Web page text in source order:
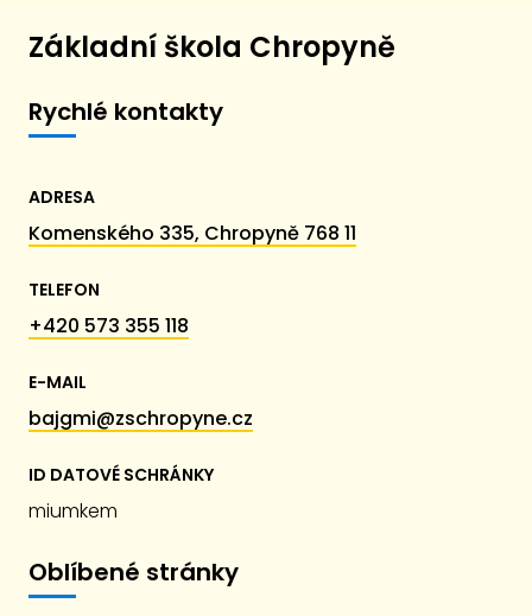
Základní škola Chropyně
Rychlé kontakty
ADRESA
Komenského 335, Chropyně 768 11
TELEFON
+420 573 355 118
E-MAIL
bajgmi@zschropyne.cz
ID DATOVÉ SCHRÁNKY
miumkem
Oblíbené stránky